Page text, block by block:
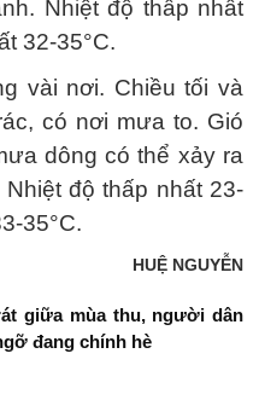
Nhiệt độ thấp nhất
32-35°C.
vài nơi. Chiều tối và
có nơi mưa to. Gió
dông có thể xảy ra
độ thấp nhất 23-
35°C.
HUỆ NGUYỄN
giữa mùa thu, người dân
đang chính hè